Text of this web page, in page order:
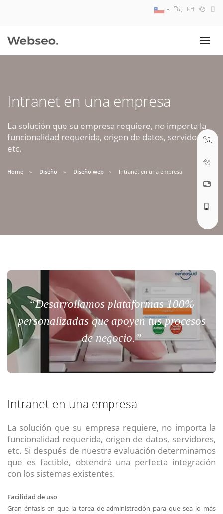
Intranet en una empresa
La solución que su empresa requiere, no importa la
funcionalidad requerida, origen de datos, servidores,
etc.
Home Diseño Diseño web Intranet en una empresa
“Desarrollamos plataformas 100%
personalizadas que apoyen tus procesos
de negocio.”
Intranet en una empresa
La solución que su empresa requiere, no importa la
funcionalidad requerida, origen de datos, servidores,
etc. Si después de nuestra evaluación determinamos
que es factible, obtendrá una perfecta integración
con los sistemas existentes.
Facilidad de uso
Gran énfasis en que la tarea de administración para que sea lo más
09:30 AM A 18:30 PM
soporte@webseo.cl
ABRIR TICKET